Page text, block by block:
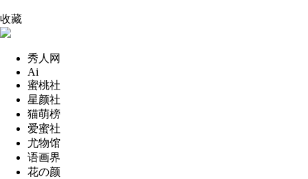
收藏
秀人网
Ai
蜜桃社
星颜社
猫萌榜
爱蜜社
尤物馆
语画界
花の颜